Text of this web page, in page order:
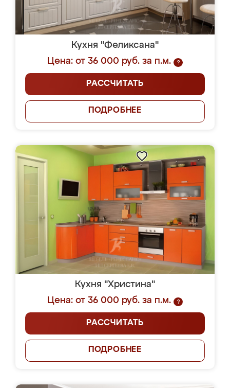
Кухня "Феликсана"
Цена: от 36 000 руб. за п.м.
?
РАССЧИТАТЬ
ПОДРОБНЕЕ
Кухня "Христина"
Цена: от 36 000 руб. за п.м.
?
РАССЧИТАТЬ
ПОДРОБНЕЕ